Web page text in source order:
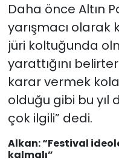
Daha önce Altın
yarışmacı olarak
jüri koltuğunda
yarattığını
karar vermek
olduğu gibi bu yıl
çok ilgili” dedi.
Alkan: “Festival
kalmalı”